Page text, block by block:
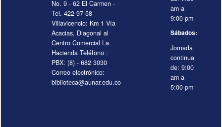
No. 9 - 62 El Carmen -
Tel. 422 97 58
Villavicencio: Km 1 Vía
Acacias, Diagonal al
Centro Comercial La
Hacienda Teléfono :
PBX: (8) - 682 3030
Correo electrónico:
biblioteca@aunar.edu.co
am a
9:00 pm
Sábados:
Jornada
continua
de: 9:00
am a
5:00 pm